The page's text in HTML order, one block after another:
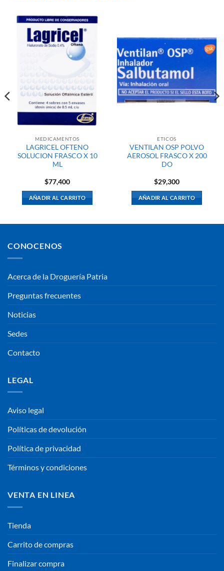
MEDICAMENTOS
LAGRICEL OFTENO
SOLUCION FRASCO X 10
ML
$77,400
AÑADIR AL CARRITO
ETICOS
VENTILAN OSP POLVO
AEROSOL FRASCO X 200
DO
$29,300
AÑADIR AL CARRITO
CONOCENOS
Acerca de la Droguería Patria
Preguntas frecuentes
Noticias
Sedes
Contacto
LEGAL
Aviso legal
Políticas de devolución
Política de privacidad
Términos y condiciones
VENTA EN LINEA
Tienda
Carrito de compras
Finalizar compra